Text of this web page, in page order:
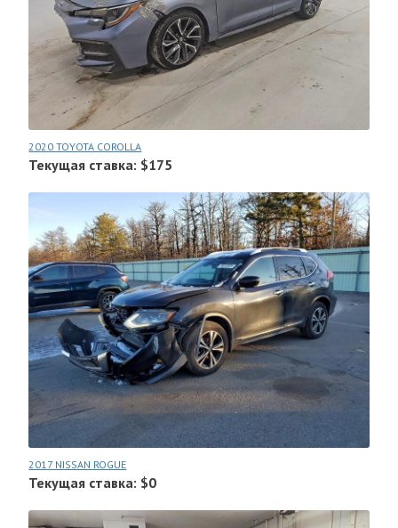
2020 TOYOTA COROLLA
Текущая ставка: $175
2017 NISSAN ROGUE
Текущая ставка: $0